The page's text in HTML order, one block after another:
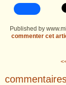
Published by
commenter cet